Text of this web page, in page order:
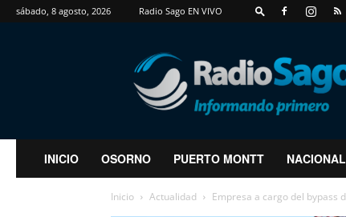
sábado, 8 agosto, 2026 Radio Sago EN VIVO
RadioSago
INICIO OSORNO PUERTO MONTT NACIONAL
Inicio Actualidad Empresa a cargo del bypass